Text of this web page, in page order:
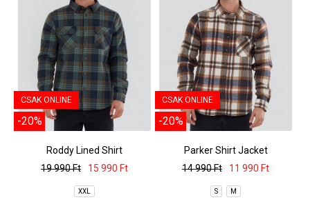
CSAK ONLINE
-20%
Roddy Lined Shirt
19 990 Ft
15 990 Ft
XXL
CSAK ONLINE
-20%
Parker Shirt Jacket
14 990 Ft
11 990 Ft
S M